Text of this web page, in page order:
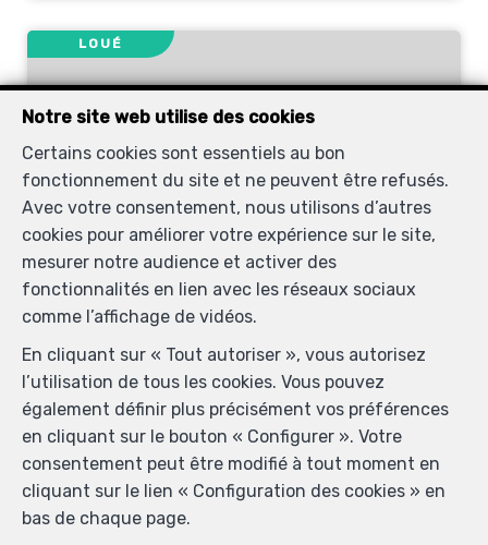
2 1
LOUÉ
Appartement à louer
LOUÉ
Notre site web utilise des cookies
Certains cookies sont essentiels au bon
fonctionnement du site et ne peuvent être refusés.
Avec votre consentement, nous utilisons d’autres
cookies pour améliorer votre expérience sur le site,
mesurer notre audience et activer des
fonctionnalités en lien avec les réseaux sociaux
comme l’affichage de vidéos.
En cliquant sur « Tout autoriser », vous autorisez
l’utilisation de tous les cookies. Vous pouvez
également définir plus précisément vos préférences
en cliquant sur le bouton « Configurer ». Votre
consentement peut être modifié à tout moment en
cliquant sur le lien « Configuration des cookies » en
bas de chaque page.